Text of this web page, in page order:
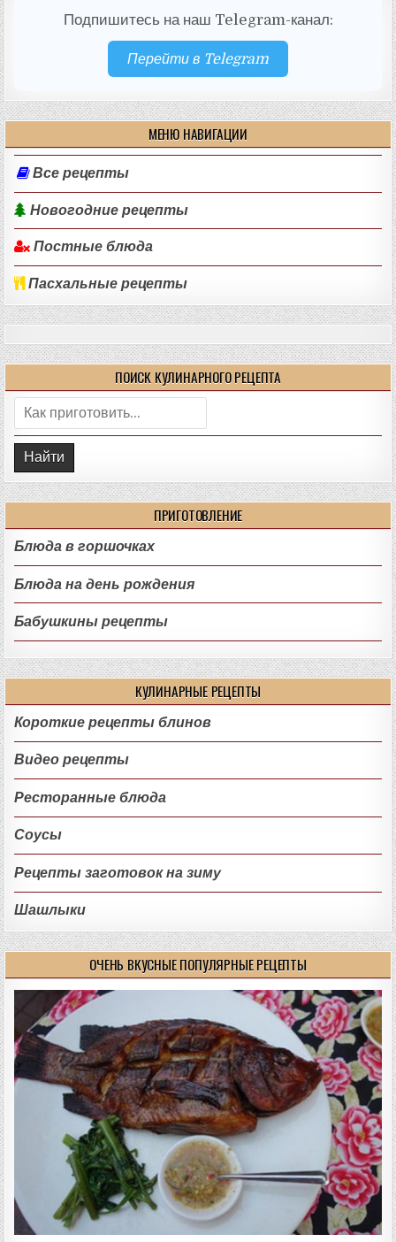
Подпишитесь на наш Telegram-канал:
Перейти в Telegram
МЕНЮ НАВИГАЦИИ
Все рецепты
Новогодние рецепты
Постные блюда
Пасхальные рецепты
ПОИСК КУЛИНАРНОГО РЕЦЕПТА
Поиск:
ПРИГОТОВЛЕНИЕ
Блюда в горшочках
Блюда на день рождения
Бабушкины рецепты
КУЛИНАРНЫЕ РЕЦЕПТЫ
Короткие рецепты блинов
Видео рецепты
Ресторанные блюда
Соусы
Рецепты заготовок на зиму
Шашлыки
ОЧЕНЬ ВКУСНЫЕ ПОПУЛЯРНЫЕ РЕЦЕПТЫ